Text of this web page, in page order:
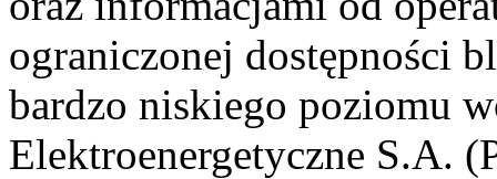
ograniczonej dostępności
bardzo niskiego poziomu
Elektroenergetyczne S.A.